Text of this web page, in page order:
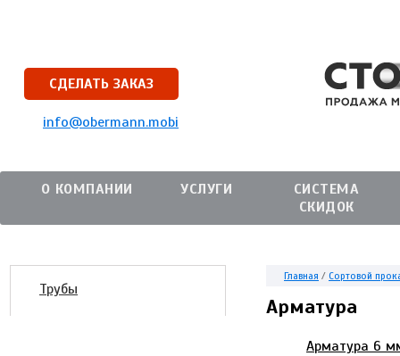
СДЕЛАТЬ ЗАКАЗ
info@obermann.mobi
О КОМПАНИИ УСЛУГИ
СИСТЕМА
СКИДОК
Трубы
Главная / Сортовой
Арматура
Арматура 6